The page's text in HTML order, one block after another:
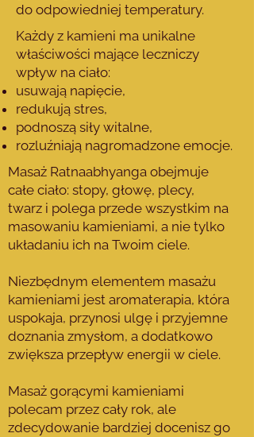
do odpowiedniej temperatury.
Każdy z kamieni ma unikalne
właściwości mające leczniczy
wpływ na ciało:
usuwają napięcie,
redukują stres,
podnoszą siły witalne,
rozluźniają nagromadzone emocje.
Masaż Ratnaabhyanga obejmuje
całe ciało: stopy, głowę, plecy,
twarz i polega przede wszystkim na
masowaniu kamieniami, a nie tylko
układaniu ich na Twoim ciele.
Niezbędnym elementem masażu
kamieniami jest aromaterapia, która
uspokaja, przynosi ulgę i przyjemne
doznania zmysłom, a dodatkowo
zwiększa przepływ energii w ciele.
Masaż gorącymi kamieniami
polecam przez cały rok, ale
zdecydowanie bardziej docenisz go